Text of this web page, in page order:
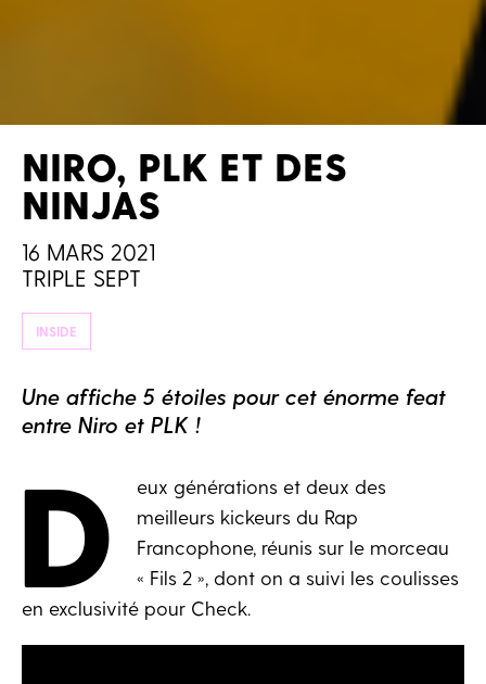
NIRO, PLK ET DES
NINJAS
16 MARS 2021
TRIPLE SEPT
INSIDE
Une affiche 5 étoiles pour cet énorme feat
entre Niro et PLK !
D
eux générations et deux des
meilleurs kickeurs du Rap
Francophone, réunis sur le morceau
« Fils 2 », dont on a suivi les coulisses
en exclusivité pour Check.